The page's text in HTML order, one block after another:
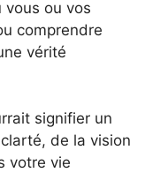
ou vos
comprendre
vérité
signifier un
de la vision
votre vie